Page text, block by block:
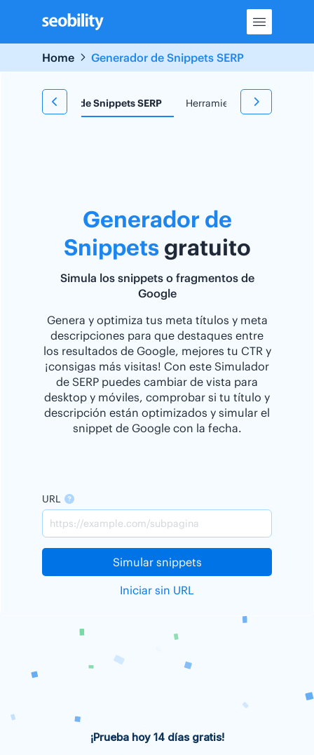
content
Home
Generador de Snippets SERP
Generador de Snippets SERP Herramienta TF*IDF
Generador de
Snippetsgratuito
Simula los snippets o fragmentos de
Google
Genera y optimiza tus meta títulos y meta
descripciones para que destaques entre
los resultados de Google, mejores tu CTR y
¡consigas más visitas! Con este Simulador
de SERP puedes cambiar de vista para
desktop y móviles, comprobar si tu título y
descripción están optimizados y simular el
snippet de Google con la fecha.
URL
Simular snippets
Iniciar sin URL
¡Prueba hoy 14 días gratis!